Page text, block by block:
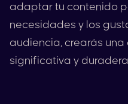
adaptar tu contenido
necesidades y los
audiencia, crearás una
significativa y